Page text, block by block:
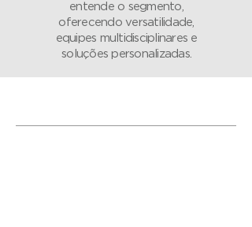
entende o segmento,
oferecendo versatilidade,
equipes multidisciplinares e
soluções personalizadas.